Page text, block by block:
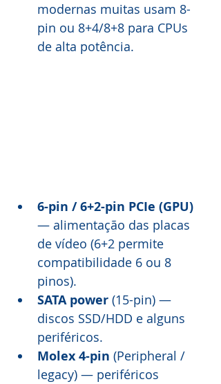
modernas muitas usam 8-
pin ou 8+4/8+8 para CPUs
de alta potência.
6-pin / 6+2-pin PCIe (GPU)
— alimentação das placas
de vídeo (6+2 permite
compatibilidade 6 ou 8
pinos).
SATA power (15-pin) —
discos SSD/HDD e alguns
periféricos.
Molex 4-pin (Peripheral /
legacy) — periféricos